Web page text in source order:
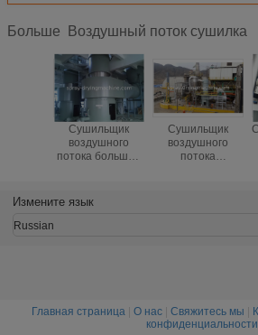
Больше Воздушный поток сушилка
Сушильщик
воздушного
потока большой
Сушильщик
воздушного
потока
Измените язык
Russian
Главная страница| О нас| Свяжитесь мы
конфиденциальности